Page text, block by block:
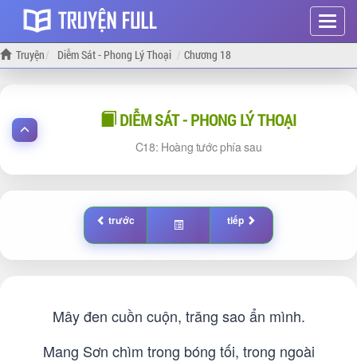
Hiện
menu
Truyện Diễm Sát - Phong Lý Thoại Chương 18
DIỄM SÁT - PHONG LÝ THOẠI
18: Hoàng tước phía sau
trước tiếp
Mây đen cuồn cuộn, trăng sao ẩn mình.
Mang Sơn chìm trong bóng tối, trong ngoài